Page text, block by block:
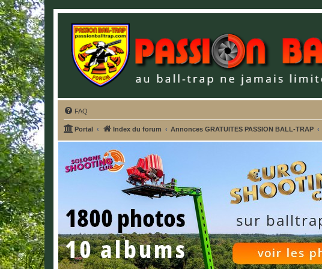
FAQ
Portal Index du forum Annonces GRATUITES PASSION BALL-TRAP